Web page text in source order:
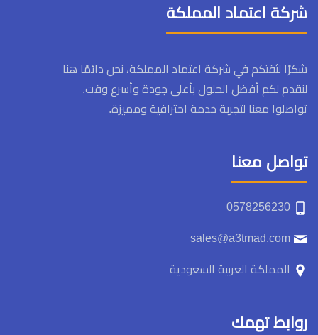
شركة اعتماد المملكة
شكرًا لثقتكم في شركة اعتماد المملكة، نحن دائمًا هنا
لنقدم لكم أفضل الحلول بأعلى جودة وأسرع وقت.
تواصلوا معنا لتجربة خدمة احترافية ومميزة.
تواصل معنا
المملكة العربية السعودية
روابط تهمك